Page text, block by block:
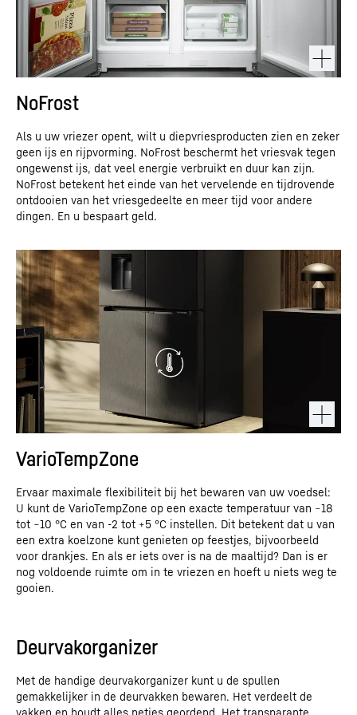
“Instellingen voor gegevensbescherming” in de voettekst van
onze website) te deselecteren.
Raadpleeg voor meer informatie onze
Privacyverklaring
Privacybeleidvan Google.*Google Ireland Limited, Gordon House, Barrow Street,
Dublin 4, Ierland; moedermaatschappij: Google LLC, 1600 Amphitheatre Parkway, Mountain
View, CA 94043, VS** Opmerking: De gegevensoverdracht naar de VS die verbonden is met
de gegevensoverdracht aan Google, vindt plaats op basis van het adequaatheidsbesluit
NoFrost
Als u uw vriezer opent, wilt u diepvriesproducten zien en zeker
geen ijs en rijpvorming. NoFrost beschermt het vriesvak tegen
ongewenst ijs, dat veel energie verbruikt en duur kan zijn.
NoFrost betekent het einde van het vervelende en tijdrovende
ontdooien van het vriesgedeelte en meer tijd voor andere
dingen. En u bespaart geld.
VarioTempZone
Ervaar maximale flexibiliteit bij het bewaren van uw voedsel:
U kunt de VarioTempZone op een exacte temperatuur van −18
tot −10 °C en van -2 tot +5 °C instellen. Dit betekent dat u van
een extra koelzone kunt genieten op feestjes, bijvoorbeeld
voor drankjes. En als er iets over is na de maaltijd? Dan is er
nog voldoende ruimte om in te vriezen en hoeft u niets weg te
gooien.
worden uw gegevens, met inbegrip van uw IP-adres, naar Google
verzonden en eventueel door Google, ook voor eigen doeleinden,
buiten de EU of de EER en daarmee in een derde land, met name
Deurvakorganizer
Met de handige deurvakorganizer kunt u de spullen
gemakkelijker in de deurvakken bewaren. Het verdeelt de
vakken en houdt alles netjes geordend. Het transparante